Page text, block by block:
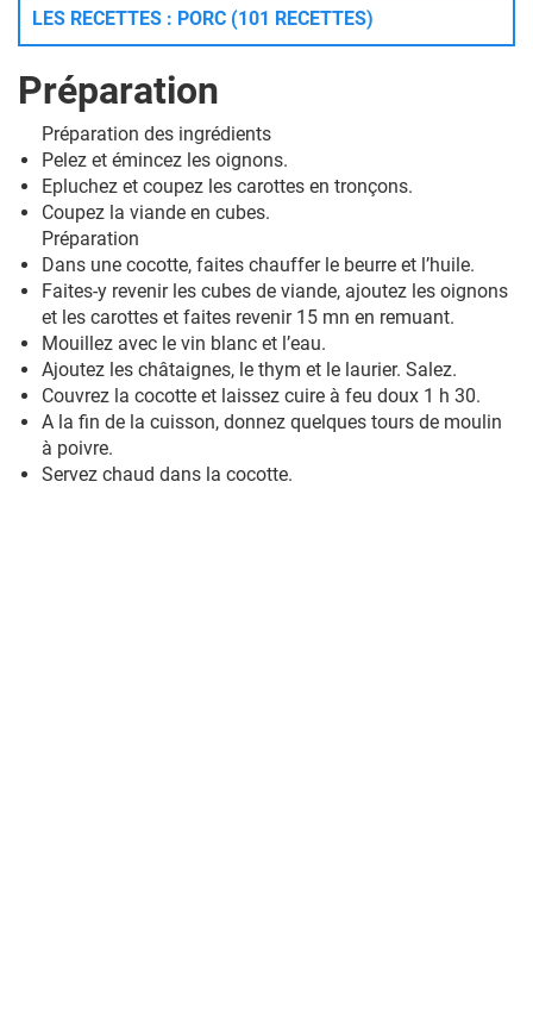
LES RECETTES : PORC (101 RECETTES)
Préparation
Préparation des ingrédients
Pelez et émincez les oignons.
Epluchez et coupez les carottes en tronçons.
Coupez la viande en cubes.
Préparation
Dans une cocotte, faites chauffer le beurre et l’huile.
Faites-y revenir les cubes de viande, ajoutez les oignons
et les carottes et faites revenir 15 mn en remuant.
Mouillez avec le vin blanc et l’eau.
Ajoutez les châtaignes, le thym et le laurier. Salez.
Couvrez la cocotte et laissez cuire à feu doux 1 h 30.
A la fin de la cuisson, donnez quelques tours de moulin
à poivre.
Servez chaud dans la cocotte.